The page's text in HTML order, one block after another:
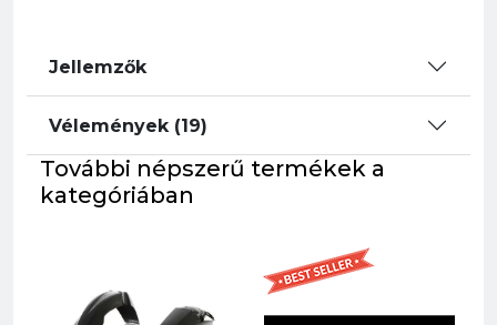
Jellemzők
Vélemények (19)
További népszerű termékek a
kategóriában